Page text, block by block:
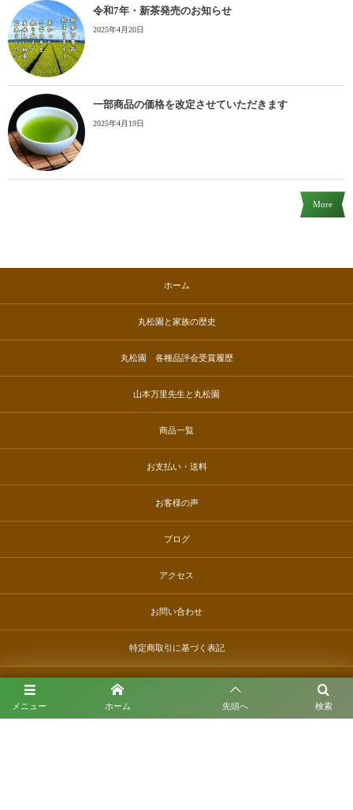
令和7年・新茶発売のお知らせ
2025年4月20日
一部商品の価格を改定させていただきます
2025年4月19日
More
メニュー 検索
ホーム 先頭へ
ホーム
丸松園と家族の歴史
丸松園 各種品評会受賞履歴
山本万里先生と丸松園
商品一覧
お支払い・送料
お客様の声
ブログ
アクセス
お問い合わせ
特定商取引に基づく表記
〒436-0114 静岡県掛川市高田42-1